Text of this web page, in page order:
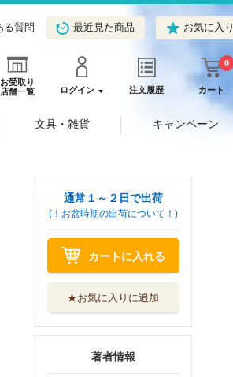
る質問 最近見た商品 お気に入り
お受取り
店舗一覧
ログイン 注文履歴 カート
0
文具・雑貨 キャンペーン
通常１～２日で出荷
(！お盆時期の出荷について！)
カートに入れる
★お気に入りに追加
著者情報